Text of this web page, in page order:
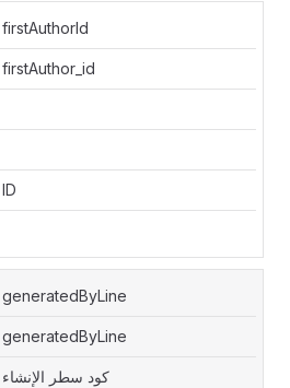
firstAuthorId
firstAuthor_id
ID
generatedByLine
generatedByLine
كود سطر الإنشاء